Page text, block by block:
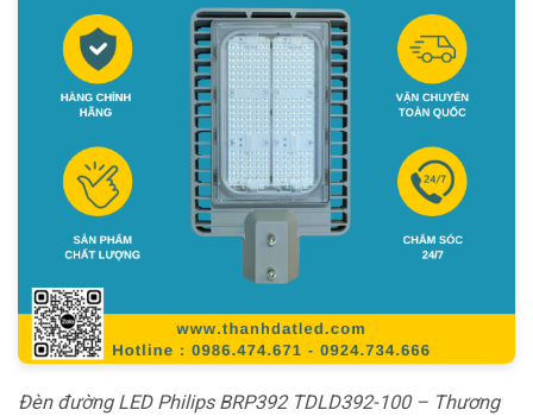
Đèn đường LED Philips BRP392 TDLD392-100 – Thương